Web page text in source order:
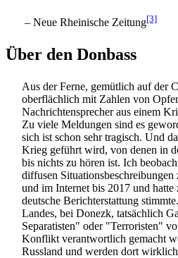
– Neue Rheinische Zeitung[3]
Über den Donbass
Aus der Ferne, gemütlich auf der
oberflächlich mit Zahlen von
Nachrichten­sprecher aus einem
Zu viele Meldungen sind es
sich ist schon sehr tragisch. Und
Krieg geführt wird, von denen in
bis nichts zu hören ist. Ich
diffusen
und im Internet bis 2017 und
deutsche Bericht­erstattung
Landes, bei Donezk, tatsächlich
Separatisten" oder "Terroristen"
Konflikt verantwortlich gemacht
Russland und werden dort